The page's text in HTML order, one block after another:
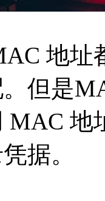
地址
但是
MAC
据。